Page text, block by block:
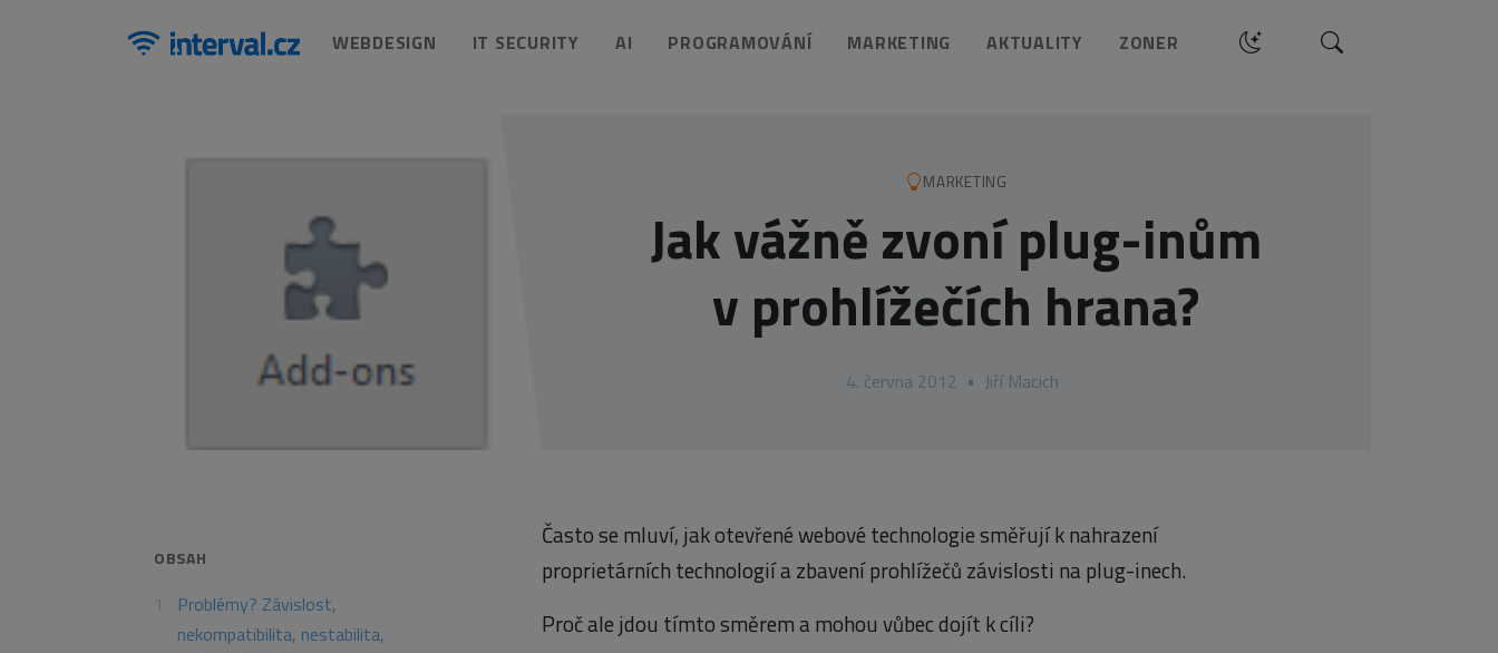
WEBDESIGN IT SECURITY AI PROGRAMOVÁNÍ MARKETING AKTUALITY ZONER Hledat
MARKETING
Jak vážně zvoní plug-inům
v prohlížečích hrana?
4. června 2012 • Jiří Macich
OBSAH
Problémy? Závislost,
nekompatibilita, nestabilita,
Často se mluví, jak otevřené webové technologie směřují k nahrazení
proprietárních technologií a zbavení prohlížečů závislosti na plug-inech.
Proč ale jdou tímto směrem a mohou vůbec dojít k cíli?